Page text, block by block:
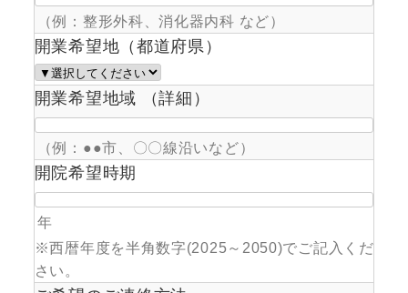
（例：整形外科、消化器内科 など）
開業希望地（都道府県）
開業希望地域 （詳細）
（例：●●市、〇〇線沿いなど）
開院希望時期
年
※西暦年度を半角数字(2025～2050)でご記入くだ
さい。